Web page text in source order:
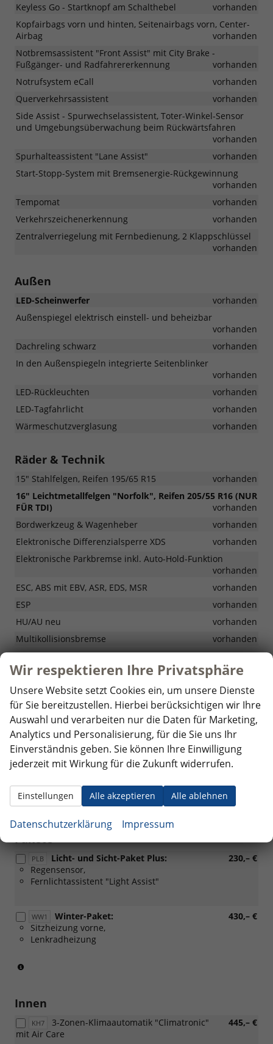
Keyless Go - Startknopf am Schalthebel
vorhanden
Kopfairbags vorn und hinten, Seitenairbags vorn, Center-
Airbag
vorhanden
Notbremsassistent "Front Assist" mit City Brake -
Fußgänger- und Radfahrererkennung
vorhanden
Notrufsystem eCall
vorhanden
Querverkehrsassistent
vorhanden
Side Assist - Spurwechselassistent, Toter-Winkel-Sensor
und Umgebungsüberwachung beim Rückwärtsfahren
vorhanden
Spurhalteassistent "Lane Assist"
vorhanden
Start-Stopp-System mit Bremsenergie-Rückgewinnung
vorhanden
Tempomat
vorhanden
Verkehrszeichenerkennung
vorhanden
Zentralverriegelung mit Fernbedienung, 2 Klappschlüssel
vorhanden
Außen
LED-Scheinwerfer
vorhanden
Außenspiegel elektrisch einstell- und beheizbar
vorhanden
Dachreling schwarz
vorhanden
In den Außenspiegeln integrierte Seitenblinker
vorhanden
LED-Rückleuchten
vorhanden
LED-Tagfahrlicht
vorhanden
Wärmeschutzverglasung
vorhanden
Räder & Technik
15" Stahlfelgen, Reifen 195/65 R15
vorhanden
16" Leichtmetallfelgen "Norfolk", Reifen 205/55 R16 (NUR
FÜR TDI)
vorhanden
Bordwerkzeug & Wagenheber
vorhanden
Elektronische Differenzialsperre XDS
vorhanden
Elektronische Parkbremse inkl. Auto-Hold-Funktion
vorhanden
ESC, ABS mit EBV, ASR, EDS, MSR
vorhanden
ESP
vorhanden
HU/AU neu
vorhanden
Multikollisionsbremse
vorhanden
Nichtraucher-Fahrzeug
vorhanden
OPF - Partikelfilter (für TSI)
vorhanden
Reifenkontrollanzeige
vorhanden
Scheckheftgepflegt
vorhanden
Servolenkung
vorhanden
Sommerreifen
vorhanden
Traktionskontrolle
vorhanden
PLB 230,– €
Licht- und Sicht-Paket Plus:
Regensensor,
Fernlichtassistent "Light Assist"
WW1 430,– €
Winter-Paket:
Sitzheizung vorne,
Lenkradheizung
Innen
KH7 445,– €
3-Zonen-Klimaautomatik "Climatronic"
mit Air Care
Wir respektieren Ihre Privatsphäre
Unsere Website setzt Cookies ein, um unsere Dienste
für Sie bereitzustellen. Hierbei berücksichtigen wir Ihre
Auswahl und verarbeiten nur die Daten für Marketing,
Analytics und Personalisierung, für die Sie uns Ihr
Einverständnis geben. Sie können Ihre Einwilligung
jederzeit mit Wirkung für die Zukunft widerrufen.
Alle akzeptieren Alle ablehnen
Einstellungen
Datenschutzerklärung Impressum